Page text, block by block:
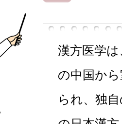
漢方医学
の中国か
られ、独